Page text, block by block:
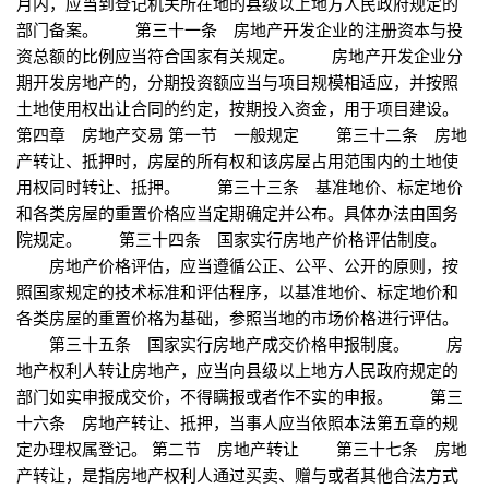
部门备案。 第三十一条 房地产开发企业的注册资本与投
资总额的比例应当符合国家有关规定。 房地产开发企业分
期开发房地产的，分期投资额应当与项目规模相适应，并按照
土地使用权出让合同的约定，按期投入资金，用于项目建设。
第四章 房地产交易 第一节 一般规定 第三十二条 房地
产转让、抵押时，房屋的所有权和该房屋占用范围内的土地使
用权同时转让、抵押。 第三十三条 基准地价、标定地价
和各类房屋的重置价格应当定期确定并公布。具体办法由国务
院规定。 第三十四条 国家实行房地产价格评估制度。
房地产价格评估，应当遵循公正、公平、公开的原则，按
照国家规定的技术标准和评估程序，以基准地价、标定地价和
各类房屋的重置价格为基础，参照当地的市场价格进行评估。
第三十五条 国家实行房地产成交价格申报制度。 房
地产权利人转让房地产，应当向县级以上地方人民政府规定的
部门如实申报成交价，不得瞒报或者作不实的申报。 第三
十六条 房地产转让、抵押，当事人应当依照本法第五章的规
定办理权属登记。 第二节 房地产转让 第三十七条 房地
产转让，是指房地产权利人通过买卖、赠与或者其他合法方式